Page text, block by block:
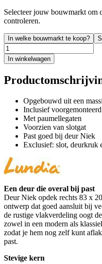
Selecteer jouw bouwmarkt om
controleren.
In welke bouwmarkt te koop?
In winkelwagen
Opgebouwd uit een
Inclusief
Met paumellegaten
Voorzien van slotgat
Past goed bij deur Niek
Exclusief: slot, deurkruk
Een deur die overal bij past
Deur Niek opdek rechts 83 x
ontwerp dat goed aansluit bij
de rustige vlakverdeling oogt
zowel in een modern als
zodat je hem nog zelf kunt
past.
Stevige kern